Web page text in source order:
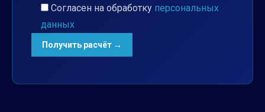
Согласен на обработку персональных
данных